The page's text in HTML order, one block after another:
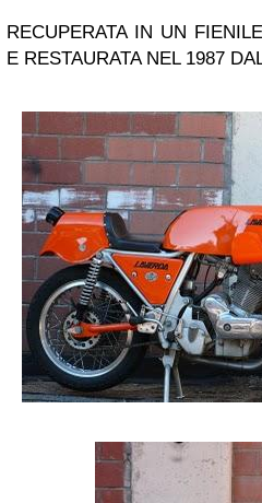
RECUPERATA IN UN
E RESTAURATA NEL 1987